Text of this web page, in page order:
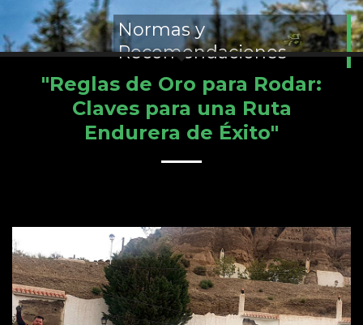
Normas y
Recomendaciones
"Reglas de Oro para Rodar:
Claves para una Ruta
Endurera de Éxito"